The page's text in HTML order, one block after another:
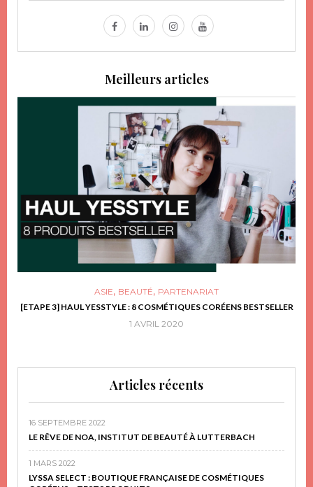
Meilleurs articles
ASIE, BEAUTÉ, PARTENARIAT
[ETAPE 3] HAUL YESSTYLE : 8 COSMÉTIQUES CORÉENS BESTSELLER
1 AVRIL 2020
Articles récents
16 SEPTEMBRE 2022
LE RÊVE DE NOA, INSTITUT DE BEAUTÉ À LUTTERBACH
1 MARS 2022
LYSSA SELECT : BOUTIQUE FRANÇAISE DE COSMÉTIQUES